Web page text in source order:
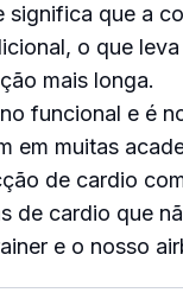
significa que a
o que
mais longa.
funcional e é
em muitas
de cardio
de cardio que
e o nosso